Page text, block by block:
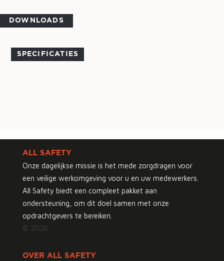
DOWNLOADS
SPECIFICATIES
ALL SAFETY
Onze dagelijkse missie is het mede zorgdragen voor
een veilige werkomgeving voor u en uw medewerkers.
All Safety biedt een compleet pakket aan
ondersteuning, om dit doel samen met onze
opdrachtgevers te bereiken.
© 2026
OVER ALL SAFETY